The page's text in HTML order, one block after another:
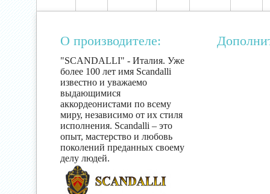
О производителе:
"SCANDALLI" - Италия. Уже
более 100 лет имя Scandalli
известно и уважаемо
выдающимися
аккордеонистами по всему
миру, независимо от их стиля
исполнения. Scandalli – это
опыт, мастерство и любовь
поколений преданных своему
делу людей.